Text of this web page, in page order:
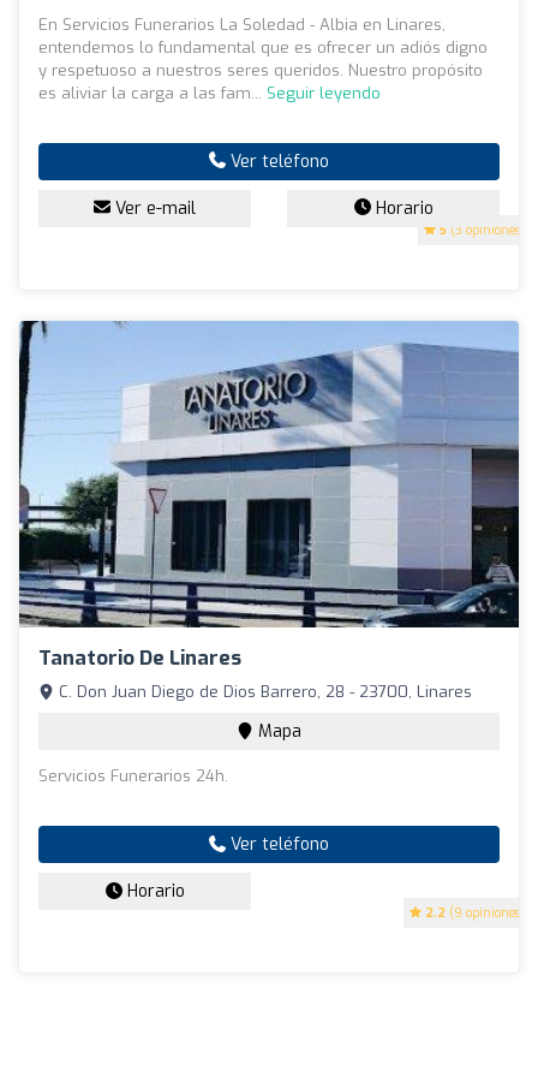
5 (3 opiniones)
En Servicios Funerarios La Soledad - Albia en Linares,
entendemos lo fundamental que es ofrecer un adiós digno
y respetuoso a nuestros seres queridos. Nuestro propósito
es aliviar la carga a las fam... Seguir leyendo
Ver teléfono
Ver e-mail Horario
Tanatorio De Linares
2.2 (9 opiniones)
C. Don Juan Diego de Dios Barrero, 28 - 23700, Linares
Mapa
Servicios Funerarios 24h.
Ver teléfono
Horario